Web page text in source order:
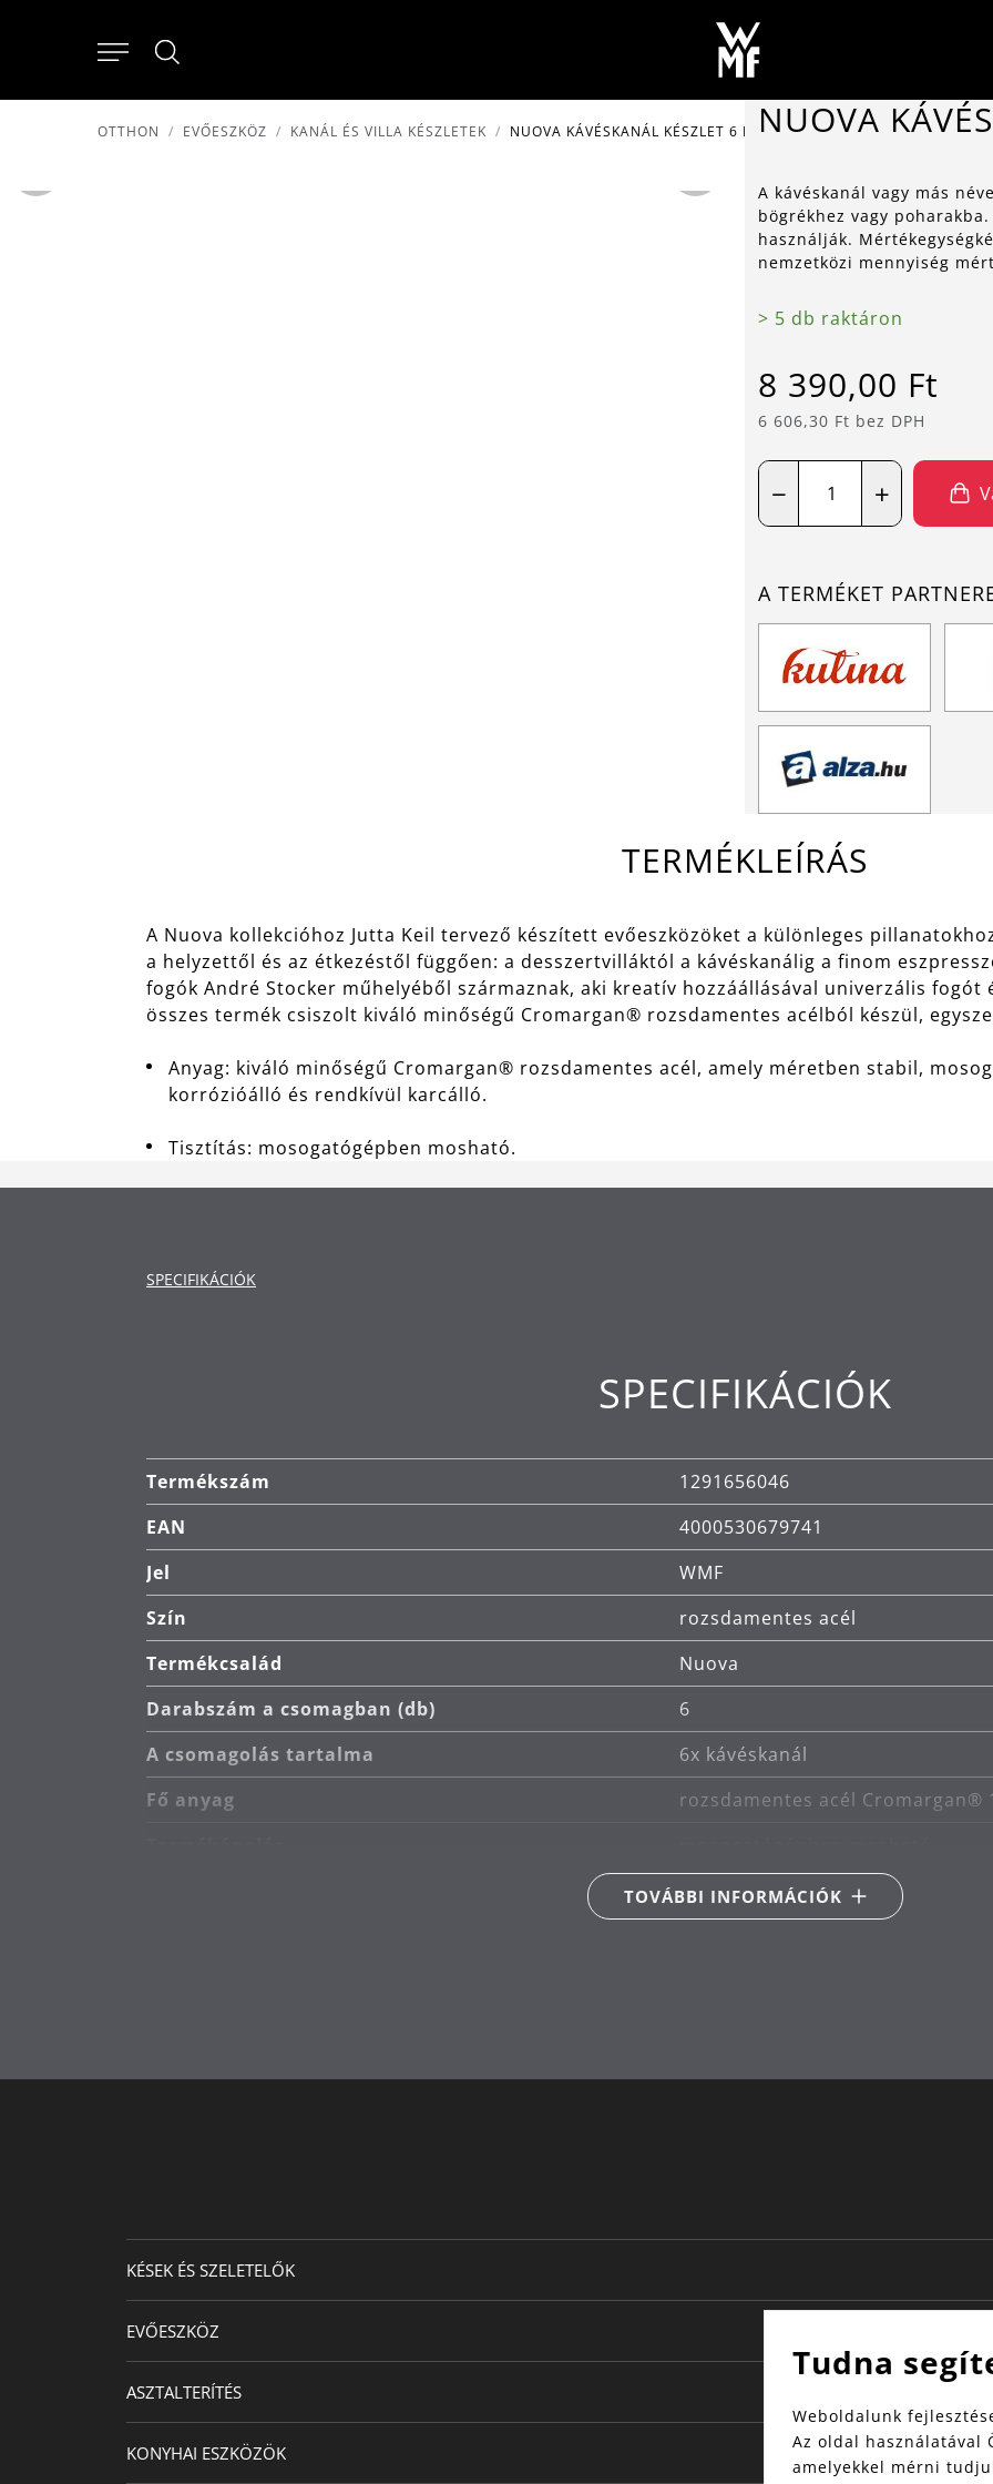
OTTHON EVŐESZKÖZ KANÁL ÉS VILLA KÉSZLETEK NUOVA KÁVÉSKANÁL KÉSZLET 6 DBNUOVA
A kávéskanál vagy más
bögrékhez vagy
használják.
nemzetközi mennyiség
> 5 db raktáron
8 390,00 Ft
6 606,30 Ft bez DPH
+
−
A TERMÉKET
TERMÉKLEÍRÁS
A Nuova kollekcióhoz Jutta Keil tervező készített evőeszközöket a különleges
a helyzettől és az étkezéstől függően: a desszertvilláktól a kávéskanálig a finom
fogók André Stocker műhelyéből származnak, aki kreatív hozzáállásával univerzális
összes termék csiszolt kiváló minőségű Cromargan® rozsdamentes acélból készül,
Anyag: kiváló minőségű Cromargan® rozsdamentes acél, amely méretben stabil,
korrózióálló és rendkívül karcálló.
Tisztítás: mosogatógépben mosható.
SPECIFIKÁCIÓK
SPECIFIKÁCIÓK
Termékszám
1291656046
EAN
4000530679741
Jel
WMF
Szín
rozsdamentes acél
Termékcsalád
Nuova
Darabszám a csomagban (db)
6
A csomagolás tartalma
6x kávéskanál
Fő anyag
rozsdamentes acél Cromargan®
13.5
TOVÁBBI INFORMÁCIÓK
KÉSEK ÉS SZELETELŐK
EVŐESZKÖZ
ASZTALTERÍTÉS
KONYHAI ESZKÖZÖK
Tudna
Weboldalunk
Az oldal használatával
amelyekkel mérni